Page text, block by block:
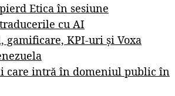
Etica în sesiune
cu AI
gamificare, KPI-uri și Voxa
care intră în domeniul public în